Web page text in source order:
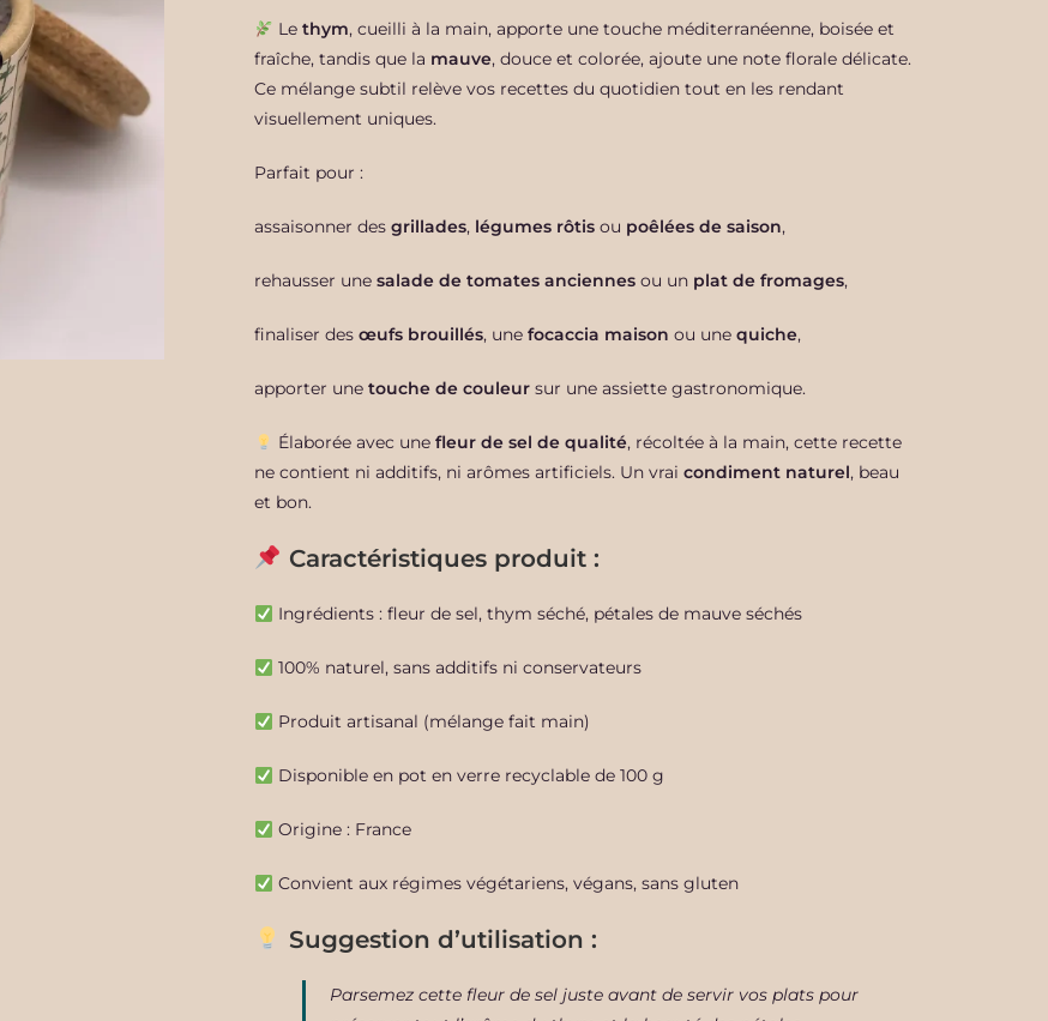
Le thym, cueilli à la main, apporte une touche méditerranéenne, boisée et
fraîche, tandis que la mauve, douce et colorée, ajoute une note florale délicate.
Ce mélange subtil relève vos recettes du quotidien tout en les rendant
visuellement uniques.
Parfait pour :
assaisonner des grillades, légumes rôtis ou poêlées de saison,
rehausser une salade de tomates anciennes ou un plat de fromages,
finaliser des œufs brouillés, une focaccia maison ou une quiche,
apporter une touche de couleur sur une assiette gastronomique.
Élaborée avec une fleur de sel de qualité, récoltée à la main, cette recette
ne contient ni additifs, ni arômes artificiels. Un vrai condiment naturel, beau
et bon.
Caractéristiques produit:
Ingrédients : fleur de sel, thym séché, pétales de mauve séchés
100% naturel, sans additifs ni conservateurs
Produit artisanal (mélange fait main)
Disponible en pot en verre recyclable de 100 g
Origine : France
Convient aux régimes végétariens, végans, sans gluten
Suggestion d’utilisation :
Parsemez cette fleur de sel juste avant de servir vos plats pour